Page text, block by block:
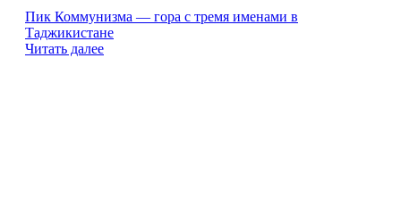
Пик Коммунизма — гора с тремя именами в
Таджикистане
Читать далее